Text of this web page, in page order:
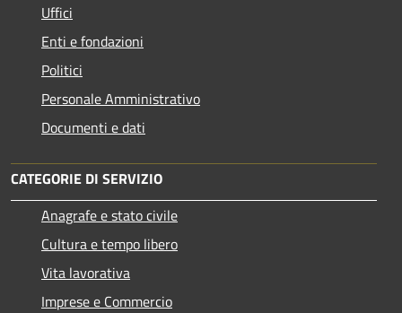
Uffici
Enti e fondazioni
Politici
Personale Amministrativo
Documenti e dati
CATEGORIE DI SERVIZIO
Anagrafe e stato civile
Cultura e tempo libero
Vita lavorativa
Imprese e Commercio